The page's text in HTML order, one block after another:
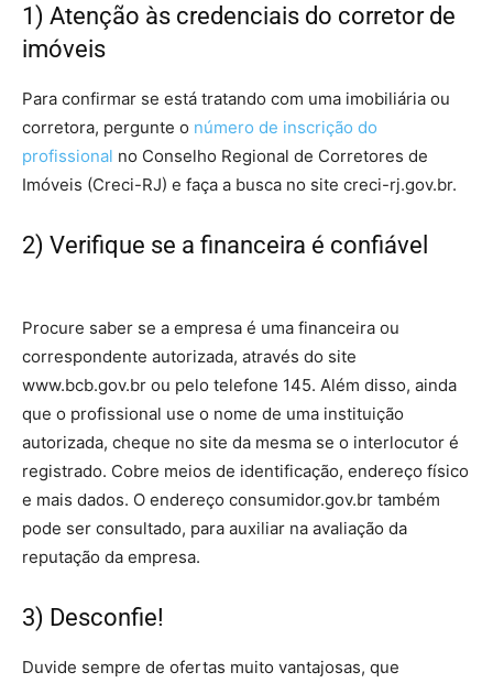
1) Atenção às credenciais do corretor de
imóveis
Para confirmar se está tratando com uma imobiliária ou
corretora, pergunte o número de inscrição do
profissional no Conselho Regional de Corretores de
Imóveis (Creci-RJ) e faça a busca no site creci-rj.gov.br.
2) Verifique se a financeira é confiável
Procure saber se a empresa é uma financeira ou
correspondente autorizada, através do site
www.bcb.gov.br ou pelo telefone 145. Além disso, ainda
que o profissional use o nome de uma instituição
autorizada, cheque no site da mesma se o interlocutor é
registrado. Cobre meios de identificação, endereço físico
e mais dados. O endereço consumidor.gov.br também
pode ser consultado, para auxiliar na avaliação da
reputação da empresa.
3) Desconfie!
Duvide sempre de ofertas muito vantajosas, que